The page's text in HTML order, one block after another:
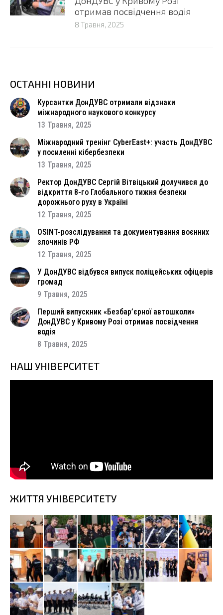
отримав посвідчення водія
8 Травня, 2025
ОСТАННІ НОВИНИ
Курсантки ДонДУВС отримали відзнаки
міжнародного наукового конкурсу
13 Травня, 2025
Міжнародний тренінг CyberEast+: участь ДонДУВС
у посиленні кібербезпеки
13 Травня, 2025
Ректор ДонДУВС Сергій Вітвіцький долучився до
відкриття 8-го Глобального тижня безпеки
дорожнього руху в Україні
12 Травня, 2025
OSINT-розслідування та документування воєнних
злочинів РФ
12 Травня, 2025
У ДонДУВС відбувся випуск поліцейських офіцерів
громад
9 Травня, 2025
Перший випускник «Безбар’єрної автошколи»
ДонДУВС у Кривому Розі отримав посвідчення
водія
8 Травня, 2025
НАШ УНІВЕРСИТЕТ
ЖИТТЯ УНІВЕРСИТЕТУ